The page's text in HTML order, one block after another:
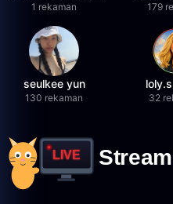
1 rekaman 179
seulkee yun
130 rekaman 32